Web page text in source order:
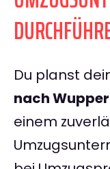
Du planst
nach
einem